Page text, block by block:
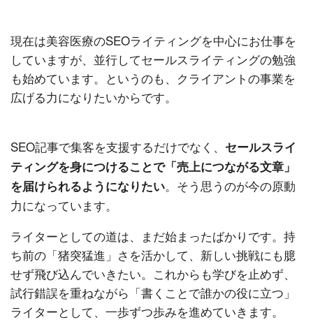
現在は美容医療のSEOライティングを中心にお仕事を
していますが、並行してセールスライティングの勉強
も始めています。というのも、クライアントの事業を
広げる力になりたいからです。
SEO記事で集客を支援するだけでなく、 セールスライ
ティングを身につけることで「売上につながる文章」
を届けられるようになりたい。そう思うのが今の原動
力になっています。
ライターとしての道は、まだ始まったばかりです。持
ち前の「猪突猛進」さを活かして、新しい挑戦にも臆
せず飛び込んでいきたい。これからも学びを止めず、
試行錯誤を重ねながら「書くことで誰かの役に立つ」
ライターとして、一歩ずつ歩みを進めていきます。